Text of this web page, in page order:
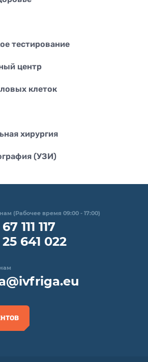
тестирование
центр
клеток
хирургия
(УЗИ)
(Рабочее время 09:00 - 17:00)
67 111 117
25 641 022